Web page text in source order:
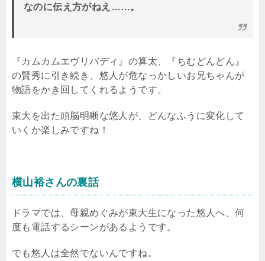
なのに伝え方がねえ……。
『カムカムエヴリバディ』の算太、『ちむどんどん』
の賢秀に引き続き、悠人が危なっかしいお兄ちゃんが
物語をかき回してくれるようです。
東大を出た頭脳明晰な悠人が、どんなふうに変化して
いくか楽しみですね！
横山裕さんの裏話
ドラマでは、母親めぐみが東大生になった悠人へ、何
度も電話するシーンがあるようです。
でも悠人は全然でないんですね。